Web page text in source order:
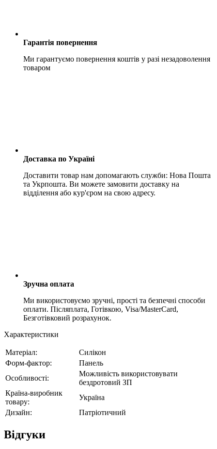
Гарантія повернення
Ми гарантуємо повернення коштів у разі незадоволення
товаром
Доставка по Україні
Доставити товар нам допомагають служби: Нова Пошта
та Укрпошта. Ви можете замовити доставку на
відділення або кур'єром на свою адресу.
Зручна оплата
Ми використовуємо зручні, прості та безпечні способи
оплати. Післяплата, Готівкою, Visa/MasterCard,
Безготівковий розрахунок.
Характеристики
Матеріал:
Силікон
Форм-фактор:
Панель
Особливості:
Можливість використовувати
бездротовий ЗП
Країна-виробник
товару:
Україна
Дизайн:
Патріотичний
Відгуки